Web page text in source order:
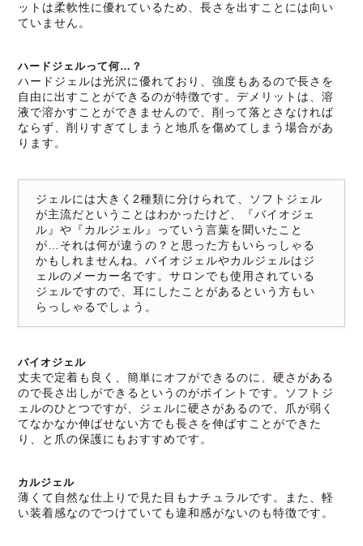
ットは柔軟性に優れているため、長さを出すことには向い
ていません。
ハードジェルって何…？
ハードジェルは光沢に優れており、強度もあるので長さを
自由に出すことができるのが特徴です。デメリットは、溶
液で溶かすことができませんので、削って落とさなければ
ならず、削りすぎてしまうと地爪を傷めてしまう場合があ
ります。
ジェルには大きく2種類に分けられて、ソフトジェル
が主流だということはわかったけど、『バイオジェ
ル』や『カルジェル』っていう言葉を聞いたこと
が…それは何が違うの？と思った方もいらっしゃる
かもしれませんね。バイオジェルやカルジェルはジ
ェルのメーカー名です。サロンでも使用されている
ジェルですので、耳にしたことがあるという方もい
らっしゃるでしょう。
バイオジェル
丈夫で定着も良く、簡単にオフができるのに、硬さがある
ので長さ出しができるというのがポイントです。ソフトジ
ェルのひとつですが、ジェルに硬さがあるので、爪が弱く
てなかなか伸ばせない方でも長さを伸ばすことができた
り、と爪の保護にもおすすめです。
カルジェル
薄くて自然な仕上りで見た目もナチュラルです。また、軽
い装着感なのでつけていても違和感がないのも特徴です。